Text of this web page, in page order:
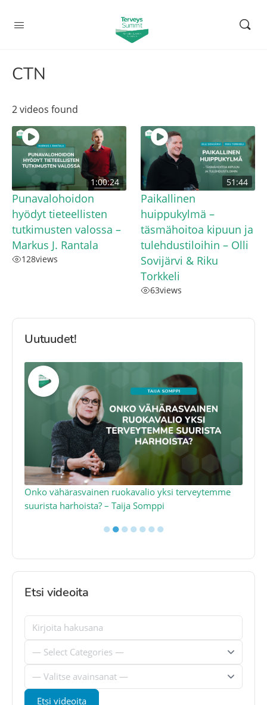
CTN
2 videos found
1:00:24
Punavalohoidon
hyödyt tieteellisten
tutkimusten valossa –
Markus J. Rantala
128views
51:44
Paikallinen
huippukylmä –
täsmähoitoa kipuun ja
tulehdustiloihin – Olli
Sovijärvi & Riku
Torkkeli
63views
Uutuudet!
Onko vähärasvainen ruokavalio yksi terveytemme
suurista harhoista? – Taija Somppi
●●●●●●●
Etsi videoita